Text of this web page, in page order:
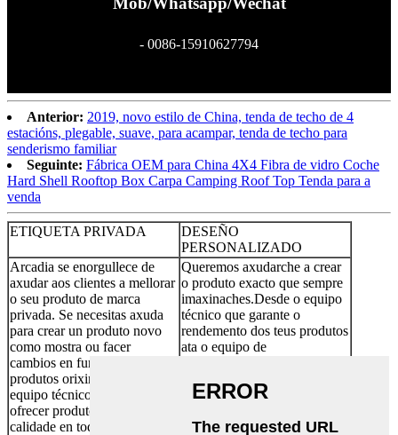
- 0086-15910627794
Anterior: 2019, novo estilo de China, tenda de techo de 4
estacións, plegable, suave, para acampar, tenda de techo para
senderismo familiar
Seguinte: Fábrica OEM para China 4X4 Fibra de vidro Coche
Hard Shell Rooftop Box Carpa Camping Roof Top Tenda para a
venda
ETIQUETA PRIVADA
DESEÑO
PERSONALIZADO
Arcadia se enorgullece de
axudar aos clientes a mellorar
o seu produto de marca
privada. Se necesitas axuda
para crear un produto novo
como mostra ou facer
cambios en función dos nosos
produtos orixinais, o noso
equipo técnico axudarache a
ofrecer produtos de alta
calidade en todo momento.
Queremos axudarche a crear
o produto exacto que sempre
imaxinaches.Desde o equipo
técnico que garante o
rendemento dos teus produtos
ata o equipo de
de etiquetaxe e embalaxe,
cada paso do camiño.